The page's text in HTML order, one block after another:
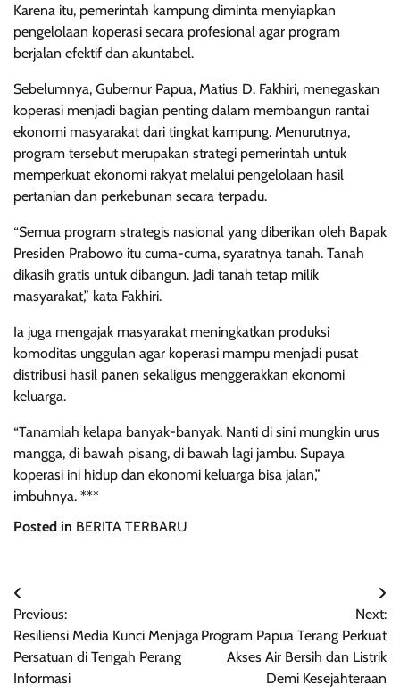
Karena itu, pemerintah kampung diminta menyiapkan
pengelolaan koperasi secara profesional agar program
berjalan efektif dan akuntabel.
Sebelumnya, Gubernur Papua, Matius D. Fakhiri, menegaskan
koperasi menjadi bagian penting dalam membangun rantai
ekonomi masyarakat dari tingkat kampung. Menurutnya,
program tersebut merupakan strategi pemerintah untuk
memperkuat ekonomi rakyat melalui pengelolaan hasil
pertanian dan perkebunan secara terpadu.
“Semua program strategis nasional yang diberikan oleh Bapak
Presiden Prabowo itu cuma-cuma, syaratnya tanah. Tanah
dikasih gratis untuk dibangun. Jadi tanah tetap milik
masyarakat,” kata Fakhiri.
Ia juga mengajak masyarakat meningkatkan produksi
komoditas unggulan agar koperasi mampu menjadi pusat
distribusi hasil panen sekaligus menggerakkan ekonomi
keluarga.
“Tanamlah kelapa banyak-banyak. Nanti di sini mungkin urus
mangga, di bawah pisang, di bawah lagi jambu. Supaya
koperasi ini hidup dan ekonomi keluarga bisa jalan,”
imbuhnya. ***
Posted in BERITA TERBARU
Navigasi
pos
Previous:
Resiliensi Media Kunci Menjaga
Persatuan di Tengah Perang
Informasi
Next:
Program Papua Terang Perkuat
Akses Air Bersih dan Listrik
Demi Kesejahteraan